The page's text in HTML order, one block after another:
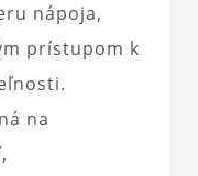
nápoja,
prístupom k
na